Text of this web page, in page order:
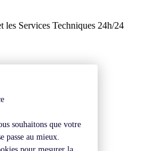
souhaitons que votre
passe au mieux.
Services Techniques 24h/24